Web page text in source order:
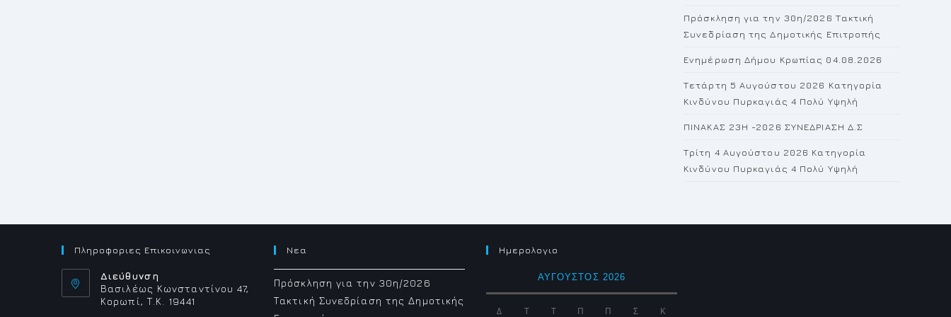
Πρόσκληση για την 30η/2026 Τακτική
Συνεδρίαση της Δημοτικής Επιτροπής
Ενημέρωση Δήμου Κρωπίας 04.08.2026
Τετάρτη 5 Αυγούστου 2026 Κατηγορία
Κινδύνου Πυρκαγιάς 4 Πολύ Υψηλή
ΠΙΝΑΚΑΣ 23H -2026 ΣΥΝΕΔΡΙΑΣΗ Δ.Σ
Τρίτη 4 Αυγούστου 2026 Κατηγορία
Κινδύνου Πυρκαγιάς 4 Πολύ Υψηλή
Πληροφοριες Επικοινωνιας
Διεύθυνση
Βασιλέως Κωνσταντίνου 47,
Κορωπί, Τ.Κ. 19441
Νεα
Πρόσκληση για την 30η/2026
Τακτική Συνεδρίαση της Δημοτικής
Ημερολογιο
ΑΎΓΟΥΣΤΟΣ 2026
Δ Τ Τ Π Π Σ Κ